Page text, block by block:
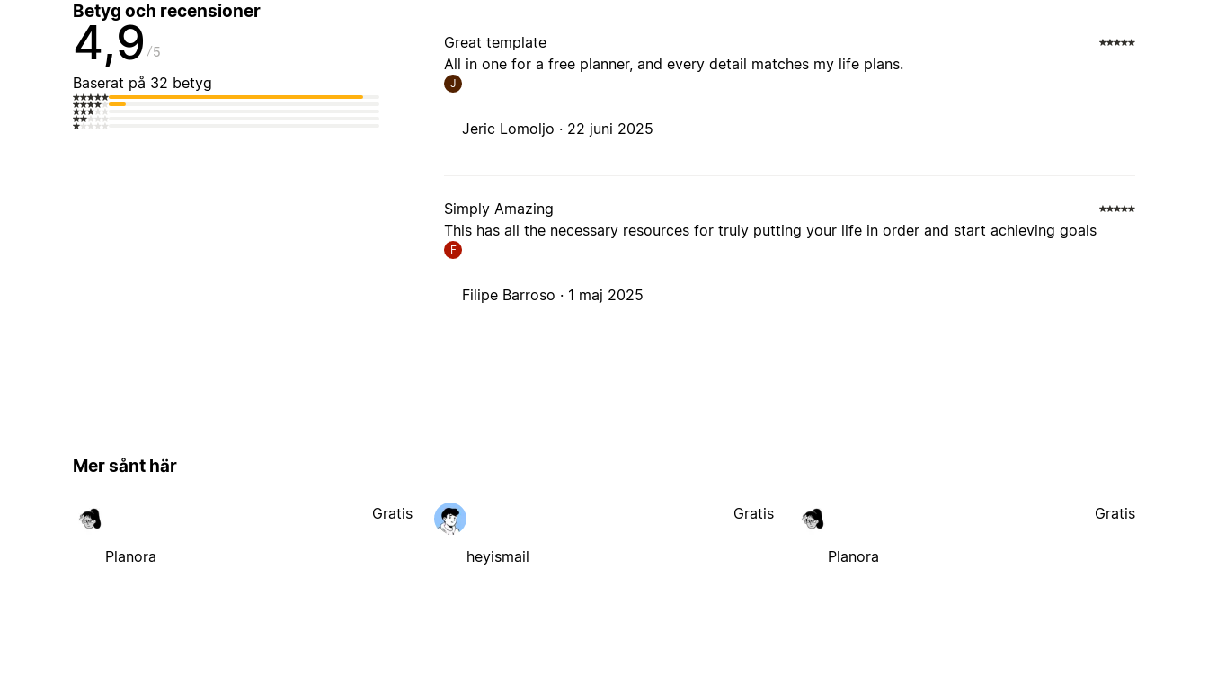
Betyg och recensioner
4,9 5
Baserat på 32 betyg
Great template
All in one for a free planner, and every detail matches my life plans.
J
Jeric Lomoljo · 22 juni 2025
Simply Amazing
This has all the necessary resources for truly putting your life in order and start achieving goals
F
Filipe Barroso · 1 maj 2025
Mer sånt här
Planora
Gratis
heyismail
Gratis
Planora
Gratis